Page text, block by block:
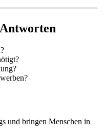
und bringen Menschen in